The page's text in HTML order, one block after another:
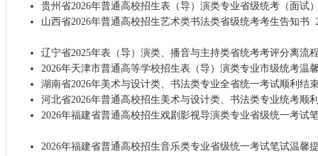
贵州省2026年普通高校招生表（导）演类专业省级统考（面试
山西省2026年普通高校招生艺术类书法类省级统考考生告知书
辽宁省2025年表（导）演类、播音与主持类省统考考评分离流
2026年天津市普通高等学校招生表（导）演类专业市级统考温
湖南省2026年美术与设计类、书法类专业全省统一考试顺利结
河北省2026年普通高校招生美术与设计类、书法类专业统考顺
2026年福建省普通高校招生戏剧影视导演类专业省级统一考试
2026年福建省普通高校招生音乐类专业省级统一考试笔试温馨